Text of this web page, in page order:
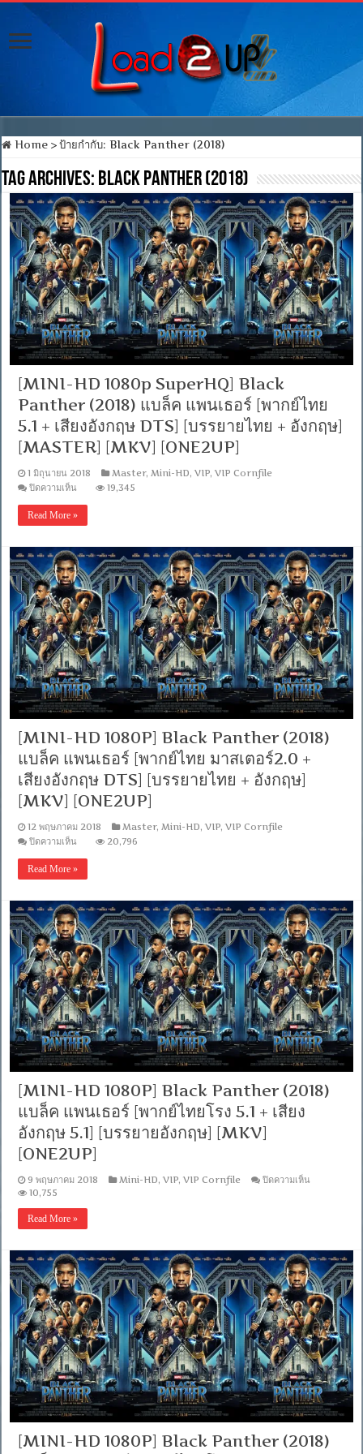
Home > ป้ายกำกับ:Black Panther (2018)
Tag Archives: Black Panther (2018)
[MINI-HD 1080p SuperHQ] Black
Panther (2018) แบล็ค แพนเธอร์ [พากย์ไทย
5.1 + เสียงอังกฤษ DTS] [บรรยายไทย + อังกฤษ]
[MASTER] [MKV] [ONE2UP]
1 มิถุนายน 2018 Master, Mini-HD,VIP,VIP Cornfile
ปิดความเห็น
1080p
Black
Panther
(2018)
แบ
ล็ค
แพน
เธอ
ร์
[พากย์
ไทย
5.1
+
เสียง
อังกฤษ
DTS]
[บรรยาย
ไทย
+
อังกฤษ]
[MASTER]
[MKV]
[ONE2UP]
19,345
Read More »
[MINI-HD 1080P] Black Panther (2018)
แบล็ค แพนเธอร์ [พากย์ไทย มาสเตอร์2.0 +
เสียงอังกฤษ DTS] [บรรยายไทย + อังกฤษ]
[MKV] [ONE2UP]
12 พฤษภาคม 2018 Master, Mini-HD,VIP,VIP Cornfile
ปิดความเห็น
1080P]
Panther
(2018)
แบ
ล็ค
แพน
เธอ
ร์
[พากย์
ไทย
มาสเตอร์2.0
+
เสียง
อังกฤษ
[บรรยาย
ไทย
+
อังกฤษ]
[MKV]
[ONE2UP]
20,796
Read More »
[MINI-HD 1080P] Black Panther (2018)
แบล็ค แพนเธอร์ [พากย์ไทยโรง 5.1 + เสียง
อังกฤษ 5.1] [บรรยายอังกฤษ] [MKV]
[ONE2UP]
9 พฤษภาคม 2018 Mini-HD,VIP,VIP Cornfile ปิดความเห็นบน
(2018)
แบ
ล็ค
แพน
เธอ
ร์
[พากย์
ไทย
โรง
5.1
+
เสียง
อังกฤษ
[บรรยาย
10,755
Read More »
[MINI-HD 1080P] Black Panther (2018)